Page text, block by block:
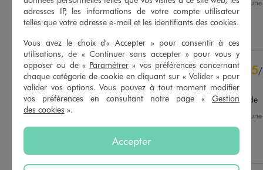
Basé sur 56
avis soumis à un
contrôle
5étoiles
45
4étoiles
10
étoiles
2étoiles
0
1étoile
Trier les avis
Avis du07/08/2026 , suite à
25/07/2026 parE.V.
5/
Avis vérifié et récompensé
Belles longueur et amplitude
, suite à
adresses IP, les informations de votre compte utilisateur
telles que votre adresse e-mail et les identifiants des cookies.
Vous avez le choix d'« Accepter » pour consentir à ces
utilisations, de « Continuer sans accepter » pour vous y
opposer ou de « Paramétrer » vos préférences concernant
chaque catégorie de cookie en cliquant sur « Valider » pour
valider vos options. Vous pouvez à tout moment modifier
vos préférences en consultant notre page « Gestion
des cookies ».
Accepter